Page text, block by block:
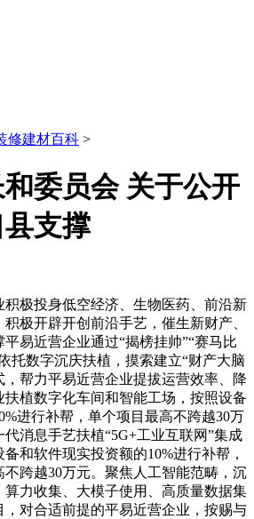
修建材百科 >
委员会 关于公开
支撑
极投身低空经济、生物医药、前沿新
极开辟开创前沿手艺，催生新财产、
易近营企业通过“揭榜挂帅”“赛马比
托数字沉庆扶植，摸索建立“财产大脑
，帮力平易近营企业提拔运营效率、降
植数字化车间和智能工场，按照设备
进行补帮，单个项目最高不跨越30万
消息手艺扶植“5G+工业互联网”集成
和软件现实投资额的10%进行补帮，
跨越30万元。聚焦人工智能范畴，沉
算力收集、大模子使用、高质量数据集
对合适前提的平易近营企业，按赐与